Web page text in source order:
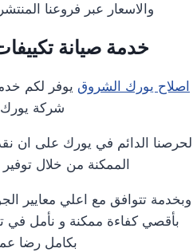
والاسعار عبر فروعنا
خدمة صيانة
اصلاح يورك الشروق يوفر لكم
شركة
لحرصنا الدائم في يورك على ان
الممكنة من خلال توفير
وبخدمة تتوافق مع اعلي معايير
بأقصي كفاءة ممكنة و نأمل
بكامل رضا